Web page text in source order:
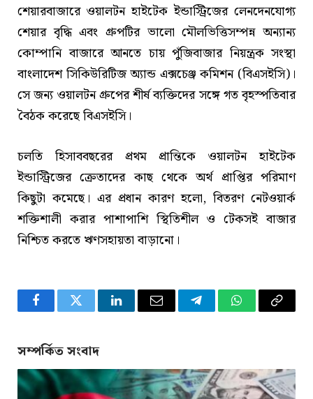
শেয়ারবাজারে ওয়ালটন হাইটেক ইন্ডাস্ট্রিজের লেনদেনযোগ্য
শেয়ার বৃদ্ধি এবং গ্রুপটির ভালো মৌলভিত্তিসম্পন্ন অন্যান্য
কোম্পানি বাজারে আনতে চায় পুঁজিবাজার নিয়ন্ত্রক সংস্থা
বাংলাদেশ সিকিউরিটিজ অ্যান্ড এক্সচেঞ্জ কমিশন (বিএসইসি)।
সে জন্য ওয়ালটন গ্রুপের শীর্ষ ব্যক্তিদের সঙ্গে গত বৃহস্পতিবার
বৈঠক করেছে বিএসইসি।
চলতি হিসাববছরের প্রথম প্রান্তিকে ওয়ালটন হাইটেক
ইন্ডাস্ট্রিজের ক্রেতাদের কাছ থেকে অর্থ প্রাপ্তির পরিমাণ
কিছুটা কমেছে। এর প্রধান কারণ হলো, বিতরণ নেটওয়ার্ক
শক্তিশালী করার পাশাপাশি স্থিতিশীল ও টেকসই বাজার
নিশ্চিত করতে ঋণসহায়তা বাড়ানো।
FacebookTwitter LinkedInEmail TelegramWhatsApp
Copy
সম্পর্কিত সংবাদ